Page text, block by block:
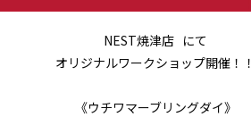
NEST焼津店 にて
オリジナルワークショップ開催！！
《ウチワマーブリングダイ》